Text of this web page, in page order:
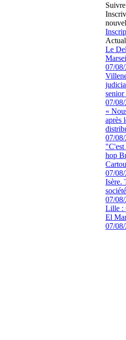
Le
07/
07/
«
après
07/
"C'est
hop
07/
Isère.
07/
Lille :
El
07/